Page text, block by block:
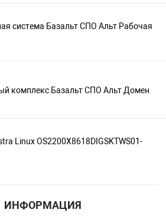
система Базальт СПО Альт Рабочая
комплекс Базальт СПО Альт Домен
Linux OS2200X8618DIGSKTWS01-
ИНФОРМАЦИЯ